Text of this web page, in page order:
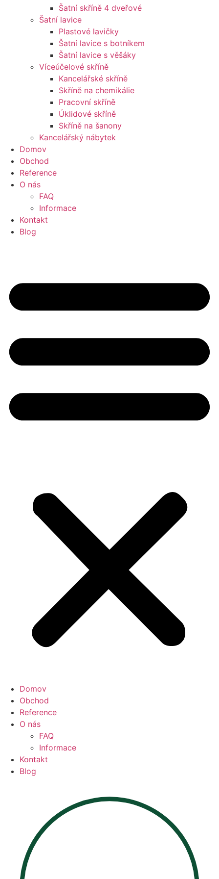
Šatní skříně 4 dveřové
Šatní lavice
Plastové lavičky
Šatní lavice s botníkem
Šatní lavice s věšáky
Víceúčelové skříně
Kancelářské skříně
Skříně na chemikálie
Pracovní skříně
Úklidové skříně
Skříně na šanony
Kancelářský nábytek
Domov
Obchod
Reference
O nás
FAQ
Informace
Kontakt
Blog
Domov
Obchod
Reference
O nás
FAQ
Informace
Kontakt
Blog